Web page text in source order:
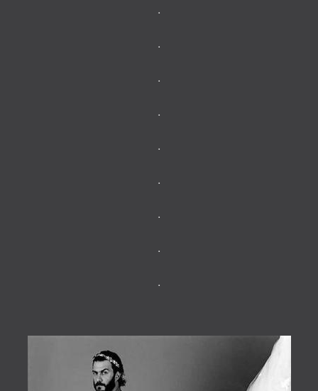
.
.
.
.
.
.
.
.
.